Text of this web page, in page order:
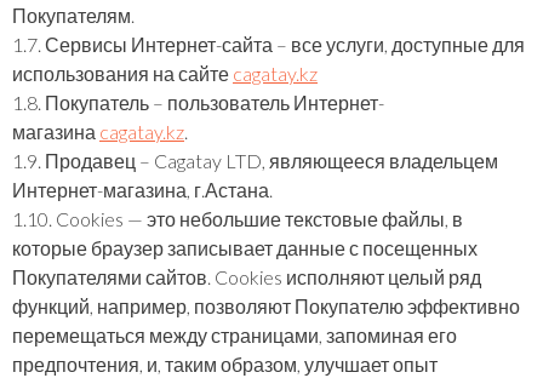
Покупателям.
1.7. Сервисы Интернет-сайта – все услуги, доступные для
использования на сайте cagatay.kz
1.8. Покупатель – пользователь Интернет-
магазина cagatay.kz.
1.9. Продавец – Cagatay LTD, являющееся владельцем
Интернет-магазина, г.Астана.
1.10. Cookies — это небольшие текстовые файлы, в
которые браузер записывает данные с посещенных
Покупателями сайтов. Cookies исполняют целый ряд
функций, например, позволяют Покупателю эффективно
перемещаться между страницами, запоминая его
предпочтения, и, таким образом, улучшает опыт